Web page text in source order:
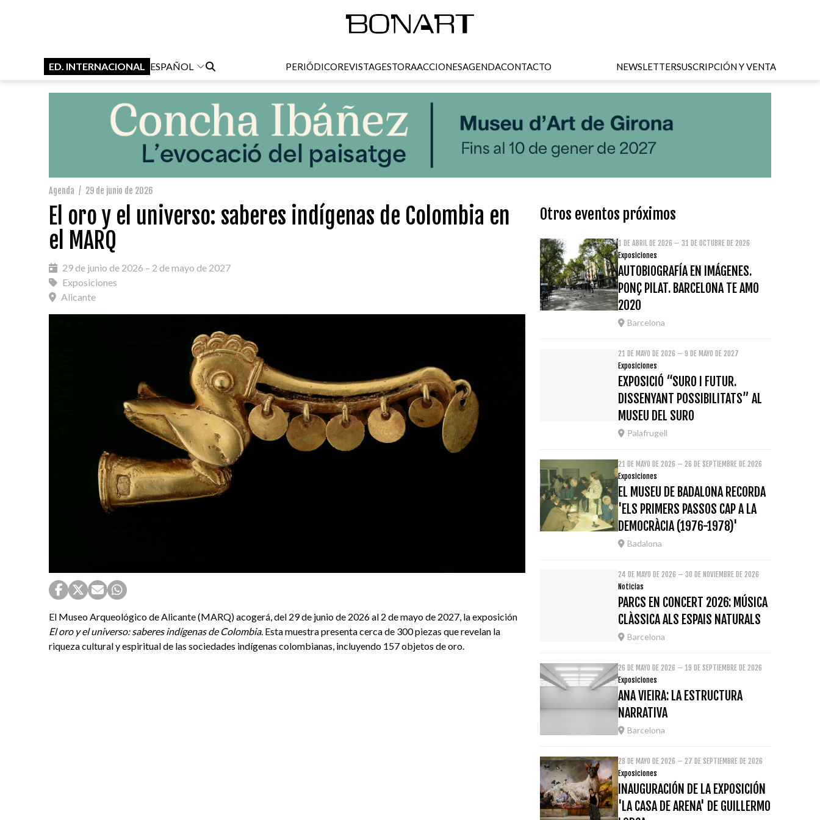
ED. INTERNACIONAL ESPAÑOL PERIÓDICOREVISTAGESTORAACCIONESAGENDACONTACTO NEWSLETTERSUSCRIPCIÓN Y VENTA
Agenda / 29 de junio de 2026
El oro y el universo: saberes indígenas de Colombia en
el MARQ
29 de junio de 2026 – 2 de mayo de 2027
Exposiciones
Alicante
El Museo Arqueológico de Alicante (MARQ) acogerá, del 29 de junio de 2026 al 2 de mayo de 2027, la exposición
El oro y el universo: saberes indígenas de Colombia. Esta muestra presenta cerca de 300 piezas que revelan la
riqueza cultural y espiritual de las sociedades indígenas colombianas, incluyendo 157 objetos de oro.
Otros eventos próximos
1 DE ABRIL DE 2026 – 31 DE OCTUBRE DE 2026
Exposiciones
AUTOBIOGRAFÍA EN IMÁGENES.
PONÇ PILAT. BARCELONA TE AMO
2020
Barcelona
21 DE MAYO DE 2026 – 9 DE MAYO DE 2027
Exposiciones
EXPOSICIÓ “SURO I FUTUR.
DISSENYANT POSSIBILITATS” AL
MUSEU DEL SURO
Palafrugell
21 DE MAYO DE 2026 – 26 DE SEPTIEMBRE DE 2026
Exposiciones
EL MUSEU DE BADALONA RECORDA
'ELS PRIMERS PASSOS CAP A LA
DEMOCRÀCIA (1976-1978)'
Badalona
24 DE MAYO DE 2026 – 30 DE NOVIEMBRE DE 2026
Noticias
PARCS EN CONCERT 2026: MÚSICA
CLÀSSICA ALS ESPAIS NATURALS
Barcelona
26 DE MAYO DE 2026 – 19 DE SEPTIEMBRE DE 2026
Exposiciones
ANA VIEIRA: LA ESTRUCTURA
NARRATIVA
Barcelona
28 DE MAYO DE 2026 – 27 DE SEPTIEMBRE DE 2026
Exposiciones
INAUGURACIÓN DE LA EXPOSICIÓN
'LA CASA DE ARENA' DE GUILLERMO